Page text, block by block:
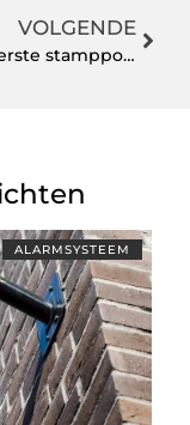
VOLGENDE
Het lekkerste stamppot buffet
ALARMSYSTEEM